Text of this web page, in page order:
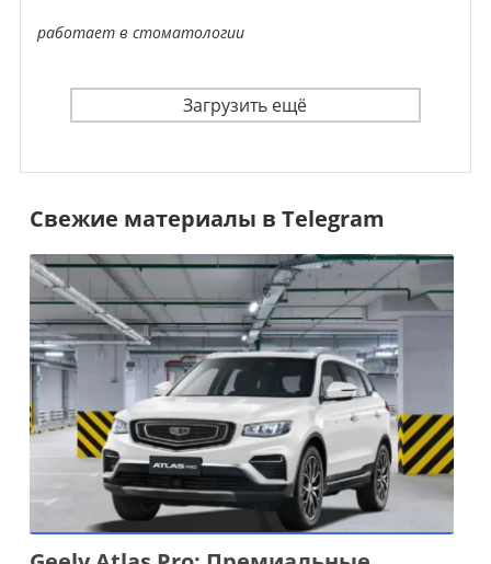
работает в стоматологии
Загрузить ещё
Свежие материалы в Telegram